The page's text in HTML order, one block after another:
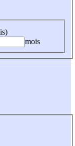
mois